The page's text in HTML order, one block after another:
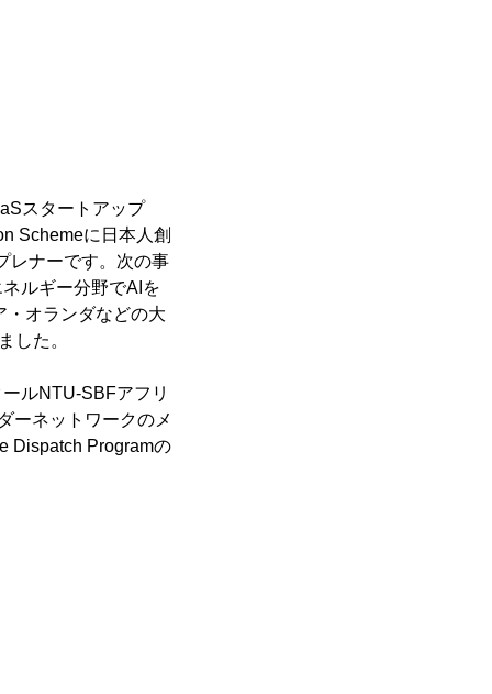
スタートアップ
Schemeに日本人創
レナーです。次の事
ルギー分野でAIを
・オランダなどの大
した。
ルNTU-SBFアフリ
ーネットワークのメ
Dispatch Programの